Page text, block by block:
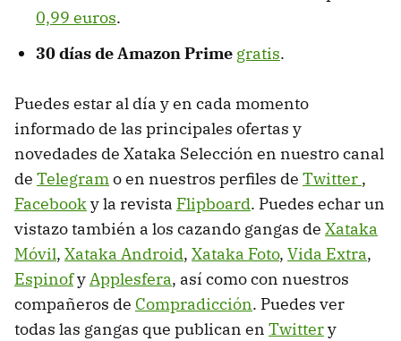
0,99 euros.
30 días de Amazon Prime gratis.
Puedes estar al día y en cada momento
informado de las principales ofertas y
novedades de Xataka Selección en nuestro canal
de Telegramo en nuestros perfiles de Twitter ,
Facebooky la revista Flipboard. Puedes echar un
vistazo también a los cazando gangas de Xataka
Móvil, Xataka Android, Xataka Foto, Vida Extra,
EspinofyApplesfera, así como con nuestros
compañeros de Compradicción. Puedes ver
todas las gangas que publican en Twittery